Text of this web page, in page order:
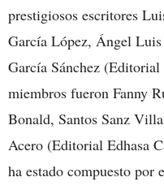
prestigiosos escritores
García López, Ángel
García Sánchez
miembros fueron Fanny
Bonald, Santos Sanz
Acero (Editorial Edhasa
ha estado compuesto